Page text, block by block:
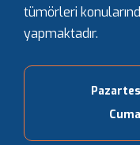
tümörleri
yapmaktadır.